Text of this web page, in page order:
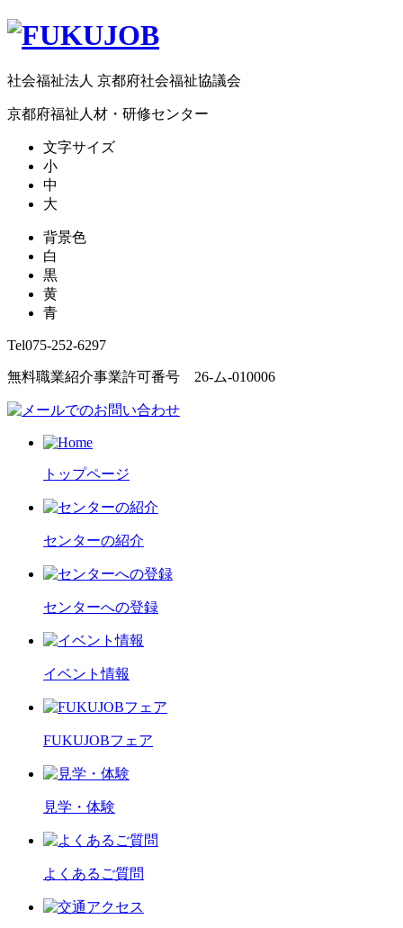
社会福祉法人 京都府社会福祉協議会
京都府福祉人材・研修センター
文字サイズ
小
中
大
背景色
白
黒
黄
青
Tel075-252-6297
無料職業紹介事業許可番号 26-ム-010006
トップページ
センターの紹介
センターへの登録
イベント情報
FUKUJOBフェア
見学・体験
よくあるご質問